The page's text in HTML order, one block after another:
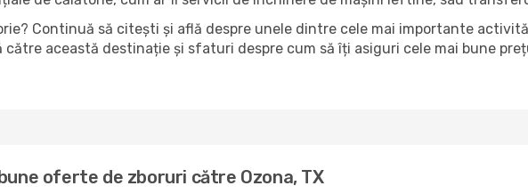
Continuă să citești și află despre unele dintre cele mai importante
către această destinație și sfaturi despre cum să îți asiguri cele mai bune
oferte de zboruri către Ozona, TX